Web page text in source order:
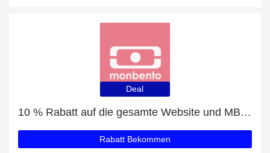
Deal
10 % Rabatt auf die gesamte Website und MB Savor mit 17% Rabatt
Rabatt Bekommen